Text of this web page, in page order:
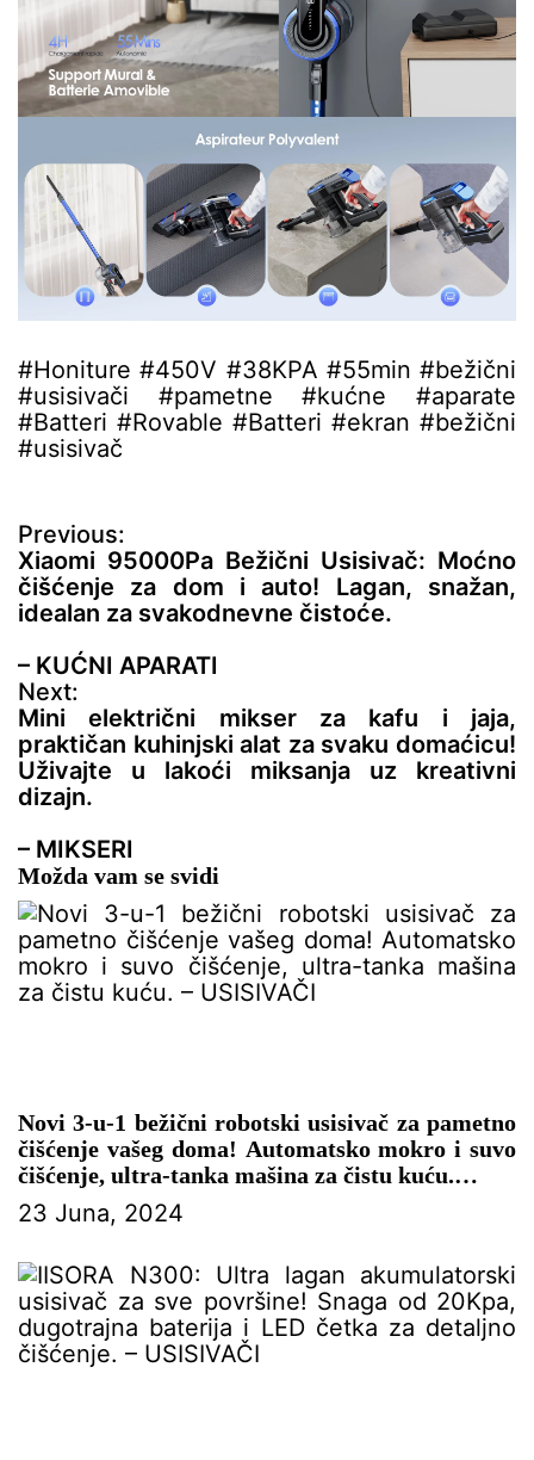
#Honiture #450V #38KPA #55min #bežični
#usisivači #pametne #kućne #aparate
#Batteri #Rovable #Batteri #ekran #bežični
#usisivač
N
a
v
i
a
c
i
j
a
č
a
n
a
k
a
Previous:
Xiaomi 95000Pa Bežični Usisivač: Moćno
čišćenje za dom i auto! Lagan, snažan,
idealan za svakodnevne čistoće.
– KUĆNI APARATI
Next:
Mini električni mikser za kafu i jaja,
praktičan kuhinjski alat za svaku domaćicu!
Uživajte u lakoći miksanja uz kreativni
dizajn.
– MIKSERI
Možda vam se svidi
Novi 3-u-1 bežični robotski usisivač za pametno
čišćenje vašeg doma! Automatsko mokro i suvo
čišćenje, ultra-tanka mašina za čistu kuću.
– USISIVAČI
23 Juna, 2024